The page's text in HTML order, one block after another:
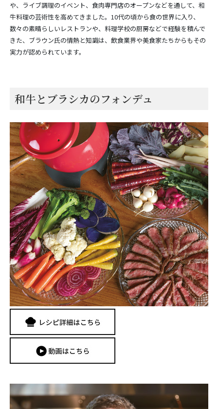
や、ライブ調理のイベント、食肉専門店のオープンなどを通して、和
牛料理の芸術性を高めてきました。10代の頃から食の世界に入り、
数々の素晴らしいレストランや、料理学校の厨房などで経験を積んで
きた、ブラウン氏の情熱と知識は、飲食業界や美食家たちからもその
実力が認められています。
和牛とブラシカのフォンデュ